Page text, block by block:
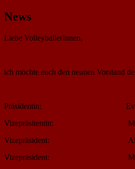
News
Liebe VolleyballerInnen,
ich möchte euch den neunen Vorstand
Präsidentin: Eva
Vizepräsitentin: Manuela
Vizepräsident: Alfred
Vizepräsident: